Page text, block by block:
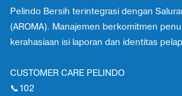
Pelindo Bersih terintegrasi dengan
(AROMA). Manajemen berkomitmen
kerahasiaan isi laporan dan identitas
CUSTOMER CARE PELINDO
📞102